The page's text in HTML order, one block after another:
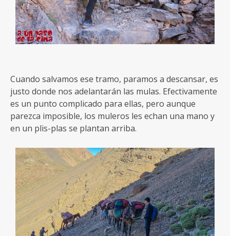
Cuando salvamos ese tramo, paramos a descansar, es
justo donde nos adelantarán las mulas. Efectivamente
es un punto complicado para ellas, pero aunque
parezca imposible, los muleros les echan una mano y
en un plis-plas se plantan arriba.